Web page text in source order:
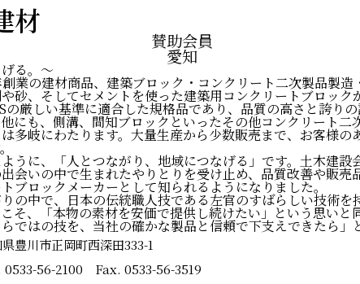
材
賛助会員
愛知
る。〜
業の建材商品、建築ブロック・コンクリート二次製品製造
砂、そしてセメントを使った建築用コンクリートブロック
厳しい基準に適合した規格品であり、品質の高さと誇り
にも、側溝、間知ブロックといったその他コンクリート二
多岐にわたります。大量生産から少数販売まで、お客様の
うに、「人とつながり、地域につなげる」です。土木建設
会いの中で生まれたやりとりを受け止め、品質改善や販売
ブロックメーカーとして知られるようになりました。
の中で、日本の伝統職人技である左官のすばらしい技術を
そ、「本物の素材を安価で提供し続けたい」という思いと
ではの技を、当社の確かな製品と信頼で下支えできたら」
豊川市正岡町西深田333-1
0533-56-2100 Fax. 0533-56-3519